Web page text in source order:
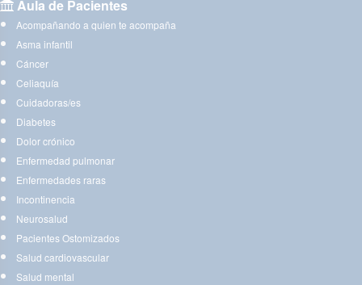
Aula de Pacientes
Acompañando a quien te acompaña
Asma infantil
Cáncer
Celiaquía
Cuidadoras/es
Diabetes
Dolor crónico
Enfermedad pulmonar
Enfermedades raras
Incontinencia
Neurosalud
Pacientes Ostomizados
Salud cardiovascular
Salud mental